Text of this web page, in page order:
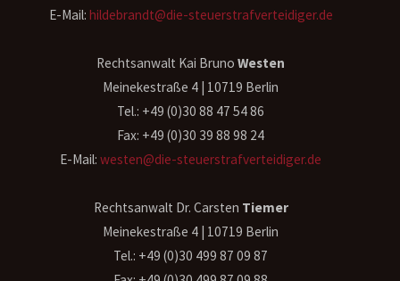
E-Mail: hildebrandt@die-steuerstrafverteidiger.de
Rechtsanwalt Kai BrunoWesten
Meinekestraße 4 | 10719 Berlin
Tel.: +49 (0)30 88 47 54 86
Fax: +49 (0)30 39 88 98 24
E-Mail:westen@die-steuerstrafverteidiger.de
Rechtsanwalt Dr. Carsten Tiemer
Meinekestraße 4 | 10719 Berlin
Tel.: +49 (0)30 499 87 09 87